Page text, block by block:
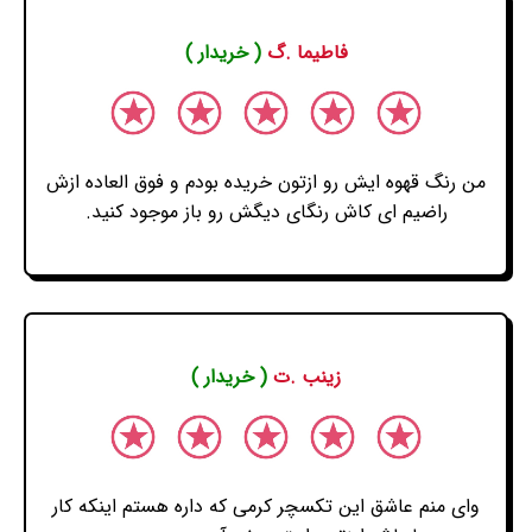
فاطیما .گ( خریدار )
من رنگ قهوه ایش رو ازتون خریده بودم و فوق العاده ازش
راضیم ای کاش رنگای دیگش رو باز موجود کنید.
زینب .ت ( خریدار )
وای منم عاشق این تکسچر کرمی که داره هستم اینکه کار